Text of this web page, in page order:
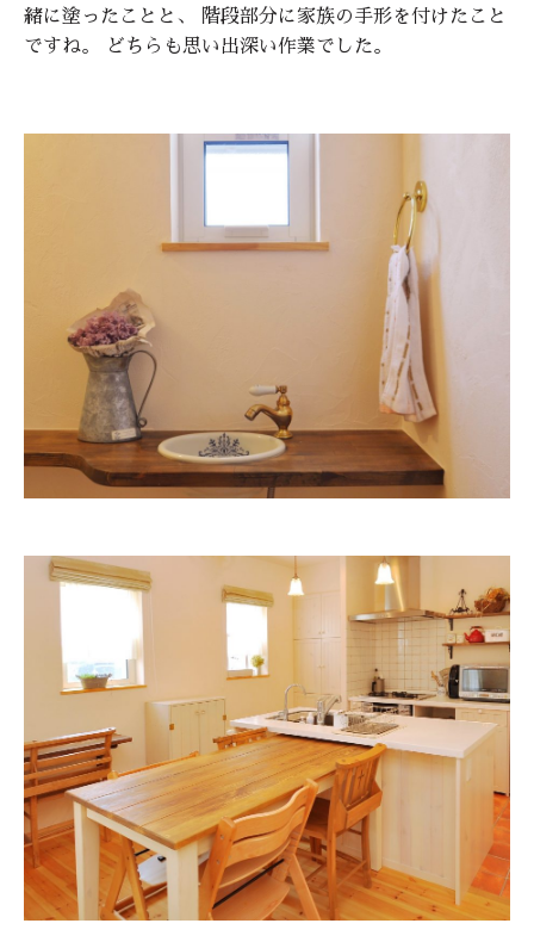
緒に塗ったことと、 階段部分に家族の手形を付けたこと
ですね。 どちらも思い出深い作業でした。